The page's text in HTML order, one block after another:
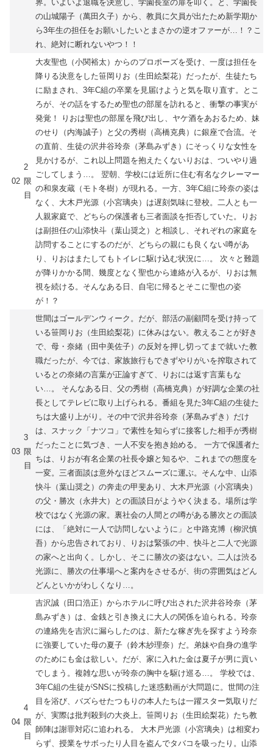
界。いよいよ退職を決意し、学園長室の扉を叩く。と、学園長
の山城陽子（萬田久子）から、教員に欠員が出たため新学期か
ら3年生の担任をお願いしたいとまさかの逆オファーが…！？こ
れ、絶対に断れないやつ！！
02
2
限
目
大友聖也（小関裕太）からのプロポーズを受け、一度は担任を
降りる決意をした笹岡りお（生田絵梨花）だったが、生徒たち
に励まされ、3年C組の卒業を見届けようと気を取り直す。とこ
ろが、その話をするため聖也の部屋を訪れると、衝撃の事実が
発覚！ りおは聖也の部屋を飛び出し、ヤケ酒をあおるため、妹
のせり（内海誠子）と父の秀樹（高橋克典）に銀座で合流。そ
の直前、生徒の沢井谷玲奈（茅島みずき）にそっくりな女性を
見かけるが、これ以上問題を抱えたくないりおは、ついやり過
ごしてしまう…。 翌朝、学校には近所に住む有名なクレーマー
の和泉友蔵（モト冬樹）が現れる。一方、3年C組に玲奈の姿は
なく、大木戸光源（小宮璃央）は遅刻気味に登校。二人とも一
人親家庭で、どちらの保護者も三者面談を拒否していた。りお
は副担任の山添快斗（葉山奨之）と相談し、それぞれの家庭を
訪問することにするのだが、どちらの親にも良くない噂があ
り、りおはまたしてもトイレに駆け込む状況に…。 次々と難題
が降りかかる間、幾度となく聖也から連絡が入るが、りおは無
視を続ける。そんなある日、自宅に帰るとそこに聖也の姿
が！？
03
3
限
目
世間はゴールデンウィーク。だが、部活の副顧問を受け持って
いる笹岡りお（生田絵梨花）に休みはない。教えることが好き
で、母・奈緒（田中美佐子）の反対を押し切ってまで就いた教
職だったが、今では、家族旅行もできずやりがいを搾取されて
いるとの奈緒の言葉が正論すぎて、りおには返す言葉もな
い…。 そんなある日、父の秀樹（高橋克典）が好調な企業の社
長としてテレビに取り上げられる。番組を見た3年C組の生徒た
ちは大盛り上がり。その中で沢井谷玲奈（茅島みずき）だけ
は、スナック「ナツコ」で素性を知らずに接客した相手が秀樹
だったことに気づき、一人不安を抱き始める。 一方で保護者た
ちは、りおが有名企業の社長令嬢と知るや、これまでの態度を
一変。三者面談は意外なほどスムーズに運ぶ。そんな中、山添
快斗（葉山奨之）の奔走の甲斐あり、大木戸光源（小宮璃央）
の父・勝次（永井大）との面談日がようやく決まる。場所は学
校ではなく光源の家。裏社会の人間との噂がある勝次との面談
には、「絶対に一人で訪問しないように」と中路克博（柳沢慎
吾）から忠告されており、りおは緊張の中、快斗と二人で光源
の家へと出向く。しかし、そこに勝次の姿はない。二人は渋る
光源に、勝次の仕事場へと案内をさせるが、街の雰囲気はどん
どんといかがわしくなり…。
04
4
限
目
吉沢誠（田口浩正）からホテルに呼び出された沢井谷玲奈（茅
島みずき）は、金銭と引き換えに大人の関係を迫られる。玲奈
の連絡先を吉沢に漏らしたのは、新たな稼ぎ先を探すよう玲奈
に強要していた母の夏子（鈴木紗理奈）だ。弟妹や自身の進学
のためにも金は欲しい。だが、家に入れた金は夏子が男に貢い
でしまう。複雑な思いが玲奈の胸中を駆け巡る…。 学校では、
3年C組の生徒がSNSに投稿した迷惑動画が大問題に。世間の注
目を浴び、バズらせたつもりの本人たちは一躍スター気取りだ
が、実際は批判殺到の大炎上。笹岡りお（生田絵梨花）たち教
師陣は謝罪対応に追われる。 大木戸光源（小宮璃央）は相変わ
らず、授業をサボったり人目を盗んでタバコを吸ったり。山添